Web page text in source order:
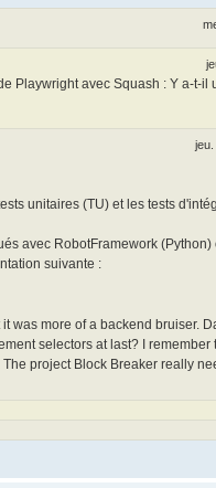
Playwright avec Squash : Y a-t-il
unitaires (TU) et les tests
avec RobotFramework
suivante :
was more of a backend bruiser.
selectors at last? I remember
project Block Breaker really